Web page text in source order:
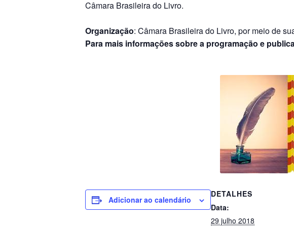
Câmara Brasileira do Livro.
Organização: Câmara Brasileira do Livro, por meio de
Para mais informações sobre a programação e
Adicionar ao calendário
DETALHES
Data:
29 julho 2018